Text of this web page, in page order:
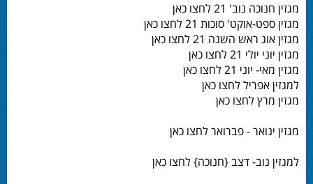
מגזין חנוכה נוב' 21 לחצו כאן
מגזין ספט-אוקט' סוכות 21 לחצו כאן
מגזין אוג ראש השנה 21 לחצו כאן
מגזין יוני יולי 21 לחצו כאן
מגזין מאי- יוני 21 לחצו כאן
למגזין אפריל לחצו כאן
מגזין מרץ לחצו כאן
מגזין ינואר - פברואר לחצו כאן
למגזין נוב- דצב {חנוכה} לחצו כאן